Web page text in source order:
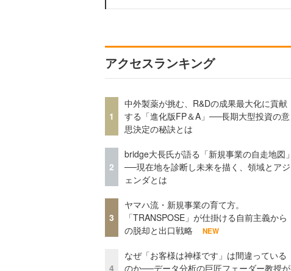
アクセスランキング
1
中外製薬が挑む、R&Dの成果最大化に貢献
する「進化版FP＆A」──長期大型投資の意
思決定の秘訣とは
2
bridge大長氏が語る「新規事業の自走地図」
──現在地を診断し未来を描く、領域とアジ
ェンダとは
3
ヤマハ流・新規事業の育て方。
「TRANSPOSE」が仕掛ける自前主義から
の脱却と出口戦略
NEW
4
なぜ「お客様は神様です」は間違っている
のか──データ分析の巨匠フェーダー教授が